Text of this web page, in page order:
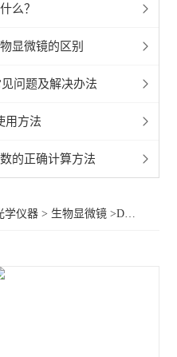
么？
显微镜的区别
问题及解决办法
用方法
的正确计算方法
学仪器 > 生物显微镜 >DM500三目正置普通生物显微镜全国报价